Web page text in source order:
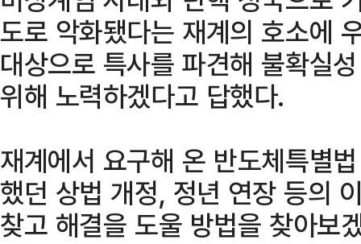
도로 악화됐다는 재계의 호소에
대상으로 특사를 파견해 불확실
위해 노력하겠다고 답했다.
재계에서 요구해 온 반도체특별
했던 상법 개정, 정년 연장 등의
찾고 해결을 도울 방법을 찾아보